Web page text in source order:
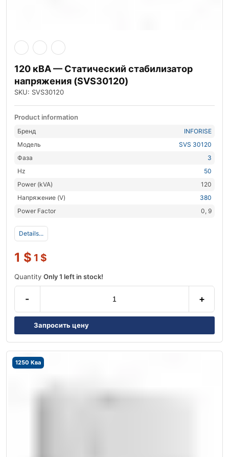
120 кВА — Статический стабилизатор
напряжения (SVS30120)
SKU: SVS30120
Product information
Бренд
INFORISE
Модель
SVS 30120
Фаза
3
Hz
50
Power (kVA)
120
Напряжение (V)
380
Power Factor
0, 9
Details...
1 $ 1 $
Quantity Only 1 left in stock!
- +
Запросить цену
1250 Ква